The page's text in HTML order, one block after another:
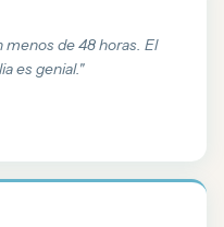
menos de 48 horas. El
es genial."